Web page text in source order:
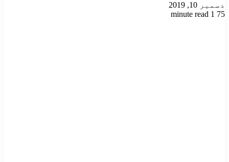
دسمبر 10, 2019
75
1 minute read